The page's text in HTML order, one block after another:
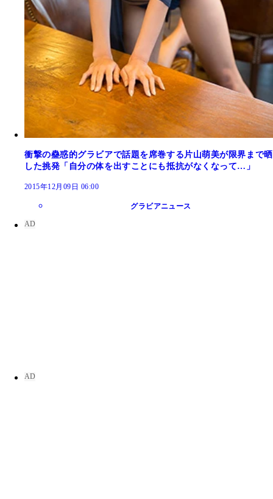
衝撃の蠱惑的グラビアで話題を席巻する片山萌美が限界まで晒
した挑発「自分の体を出すことにも抵抗がなくなって…」
2015年12月09日 06:00
グラビアニュース